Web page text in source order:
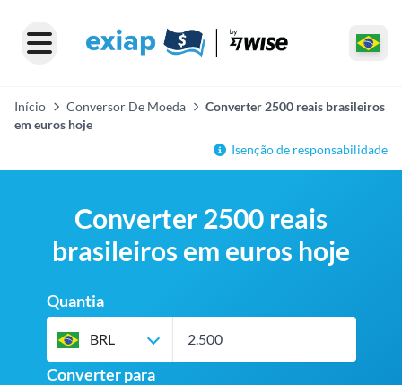
Início Conversor De Moeda
Converter 2500 reais brasileiros
em euros hoje
Isenção de responsabilidade
Converter 2500 reais
brasileiros em euros hoje
Quantia
BRL
Converter para